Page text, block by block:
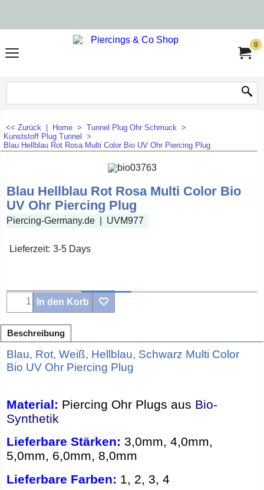
0
<< Zurück Home > Tunnel Plug Ohr Schmuck >
Kunststoff Plug Tunnel
>
Blau Hellblau Rot Rosa Multi Color Bio UV Ohr Piercing Plug
Blau Hellblau Rot Rosa Multi Color Bio
UV Ohr Piercing Plug
Piercing-Germany.de UVM977
Lieferzeit: 3-5 Days
In den Korb
Beschreibung
Blau, Rot, Weiß, Hellblau, Schwarz Multi Color
Bio UV Ohr Piercing Plug
Material: Piercing Ohr Plugs aus Bio-
Synthetik
Lieferbare Stärken: 3,0mm, 4,0mm,
5,0mm, 6,0mm, 8,0mm
Lieferbare Farben: 1, 2, 3, 4